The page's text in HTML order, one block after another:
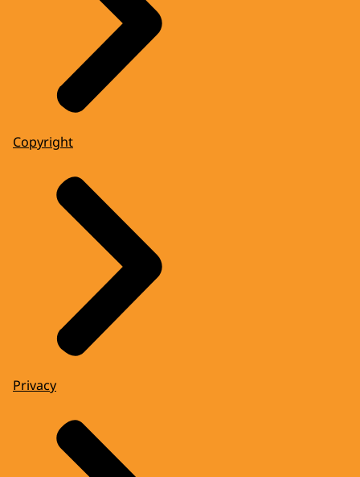
Copyright
Privacy